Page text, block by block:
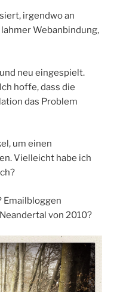
irgendwo an
Webanbindung,
neu eingespielt.
hoffe, dass die
das Problem
um einen
Vielleicht habe ich
Emailbloggen
von 2010?